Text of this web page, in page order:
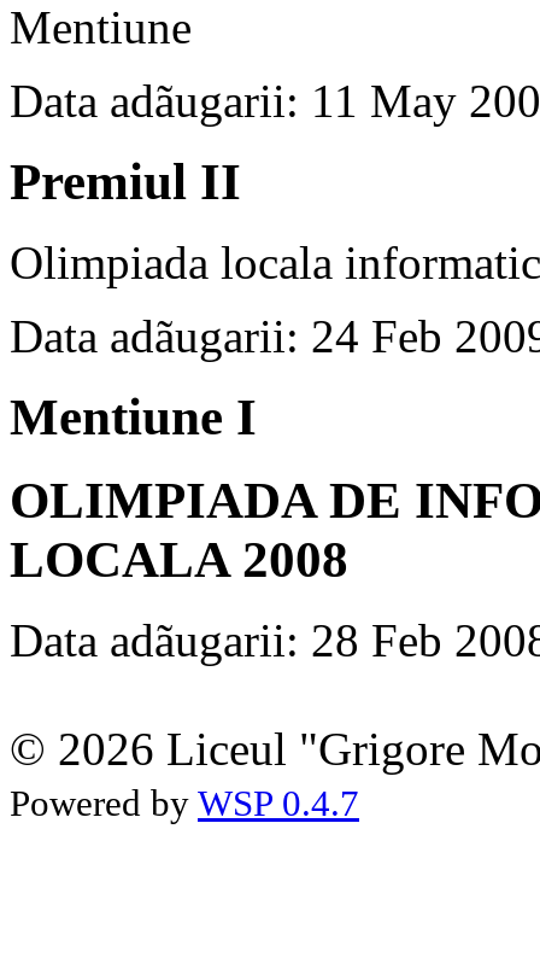
Mentiune
Data adãugarii: 11 May
Premiul II
Olimpiada locala
Data adãugarii: 24 Feb
Mentiune I
OLIMPIADA DE
LOCALA 2008
Data adãugarii: 28 Feb
© 2026 Liceul "Grigore
Powered by WSP 0.4.7